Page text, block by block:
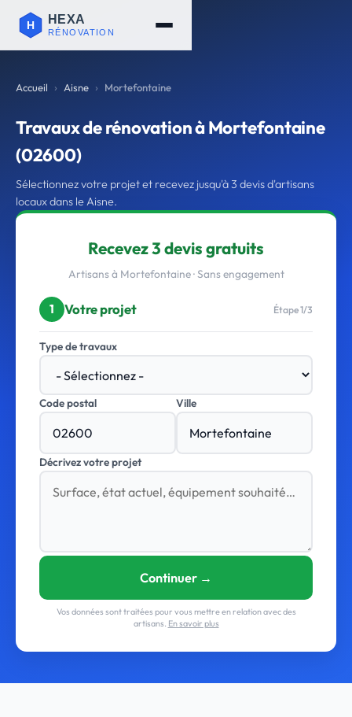
Accueil Aisne Mortefontaine
Travaux de rénovation à Mortefontaine
(02600)
Sélectionnez votre projet et recevez jusqu'à 3 devis d'artisans
locaux dans le Aisne.
Recevez 3 devis gratuits
Artisans à Mortefontaine · Sans engagement
1 Votre projet Étape 1/3
Type de travaux
Code postal Ville
Décrivez votre projet
Continuer →
Vos données sont traitées pour vous mettre en relation avec des
artisans. En savoir plus